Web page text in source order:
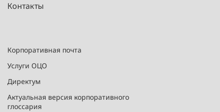
Контакты
Корпоративная почта
Услуги ОЦО
Директум
Актуальная версия корпоративного
глоссария